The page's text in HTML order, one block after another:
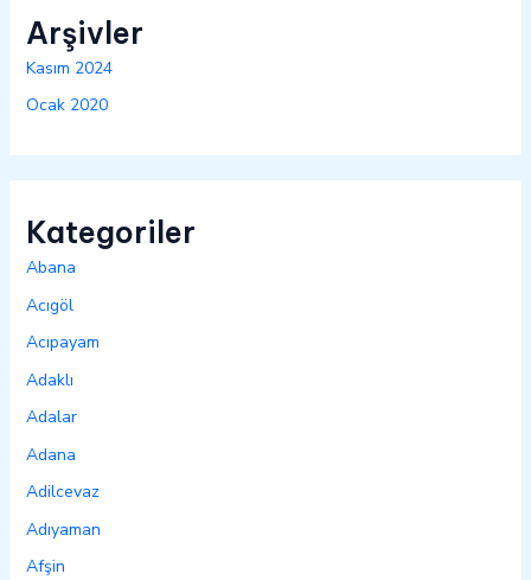
Arşivler
Kasım 2024
Ocak 2020
Kategoriler
Abana
Acıgöl
Acıpayam
Adaklı
Adalar
Adana
Adilcevaz
Adıyaman
Afşin